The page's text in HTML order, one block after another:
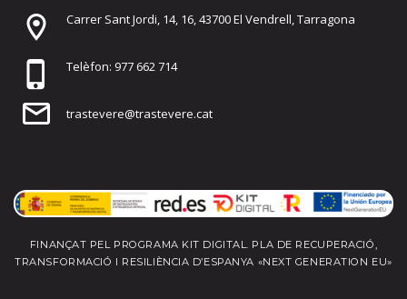
Carrer Sant Jordi, 14, 16, 43700 El Vendrell, Tarragona
Telèfon: 977 662 714
trastevere@trastevere.cat
FINANÇAT PEL PROGRAMA KIT DIGITAL. PLA DE RECUPERACIÓ,
TRANSFORMACIÓ I RESILIÈNCIA D’ESPANYA «NEXT GENERATION EU»